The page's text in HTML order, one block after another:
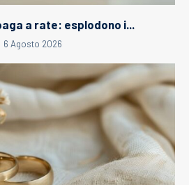
a rate: esplodono i...
6 Agosto 2026